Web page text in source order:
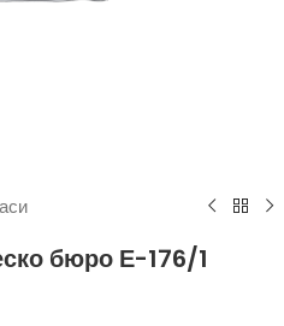
бюро Е-176/1